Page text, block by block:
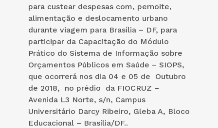
para custear despesas com, pernoite,
alimentação e deslocamento urbano
durante viagem para Brasília – DF, para
participar da Capacitação do Módulo
Prático do Sistema de Informação sobre
Orçamentos Públicos em Saúde – SIOPS,
que ocorrerá nos dia 04 e 05 de Outubro
de 2018, no prédio da FIOCRUZ –
Avenida L3 Norte, s/n, Campus
Universitário Darcy Ribeiro, Gleba A, Bloco
Educacional – Brasília/DF..